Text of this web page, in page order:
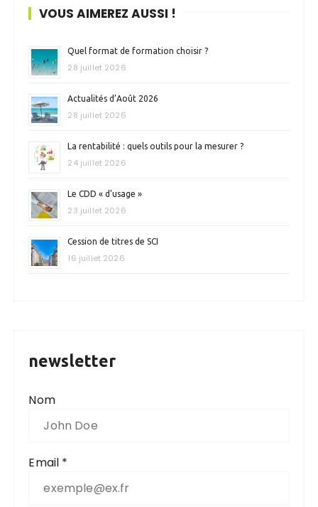
VOUS AIMEREZ AUSSI !
Quel format de formation choisir ?
28 juillet 2026
Actualités d’Août 2026
28 juillet 2026
La rentabilité : quels outils pour la mesurer ?
24 juillet 2026
Le CDD « d’usage »
23 juillet 2026
Cession de titres de SCI
16 juillet 2026
newsletter
Nom
Email *